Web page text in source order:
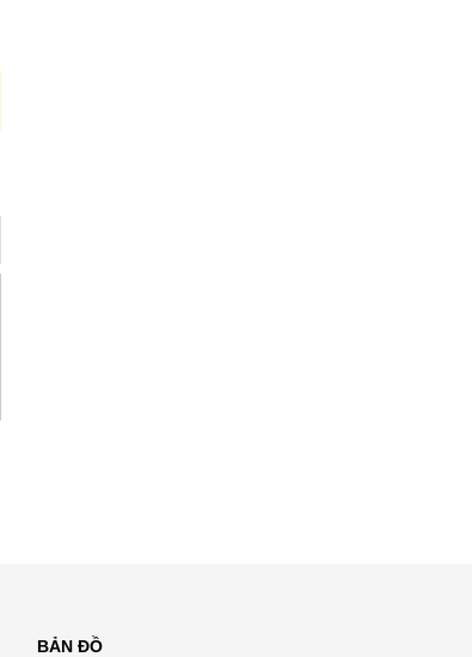
BẢN ĐỒ